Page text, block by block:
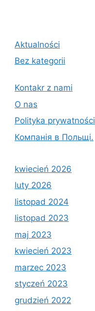
Aktualności
Bez kategorii
Kontakr z nami
O nas
Polityka prywatności
Компанія в Польщі.
kwiecień 2026
luty 2026
listopad 2024
listopad 2023
maj 2023
kwiecień 2023
marzec 2023
styczeń 2023
grudzień 2022